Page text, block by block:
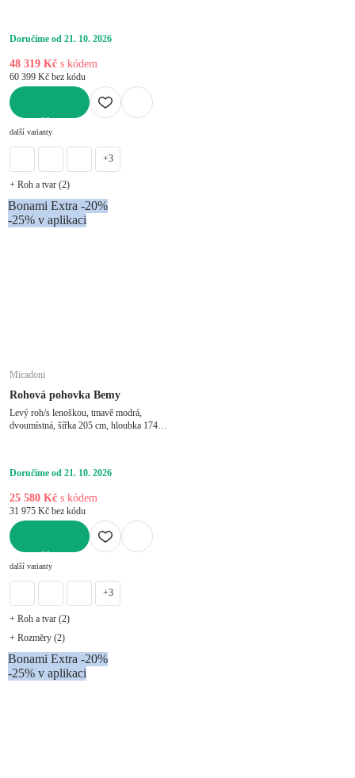
Doručíme od 21. 10. 2026
48 319 Kč s kódem
60 399 Kč bez kódu
další varianty
+3
+ Roh a tvar (2)
Bonami Extra -20%
-25% v aplikaci
Micadoni
Rohová pohovka Bemy
Levý roh/s lenoškou, tmavě modrá,
dvoumístná, šířka 205 cm, hloubka 174
Doručíme od 21. 10. 2026
25 580 Kč s kódem
31 975 Kč bez kódu
další varianty
+3
+ Roh a tvar (2)
+ Rozměry (2)
Bonami Extra -20%
-25% v aplikaci